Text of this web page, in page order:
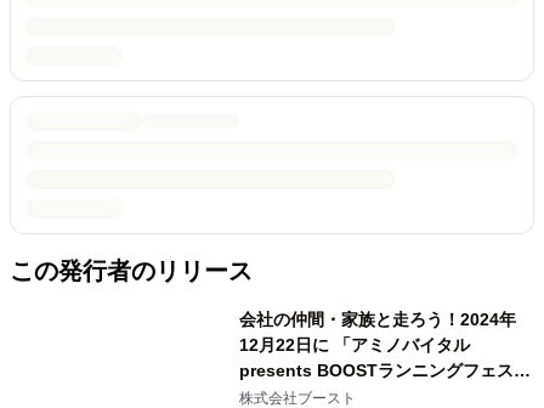
この発行者のリリース
会社の仲間・家族と走ろう！2024年
12月22日に 「アミノバイタル
presents BOOSTランニングフェスタ
in Uvanceとどろきスタジアム」を開
株式会社ブースト